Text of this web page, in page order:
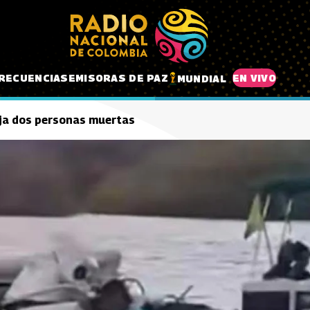
EMISORAS DE PAZ MUNDIAL EN VIVO
dos personas muertas